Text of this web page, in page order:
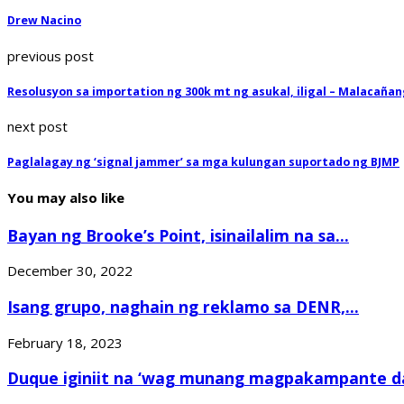
Drew Nacino
previous post
Resolusyon sa importation ng 300k mt ng asukal, iligal –
next post
Paglalagay ng ‘signal jammer’ sa mga kulungan suportado ng BJMP
You may also like
Bayan ng Brooke’s Point, isinailalim na sa...
December 30, 2022
Isang grupo, naghain ng reklamo sa DENR,...
February 18, 2023
Duque iginiit na ‘wag munang magpakampante